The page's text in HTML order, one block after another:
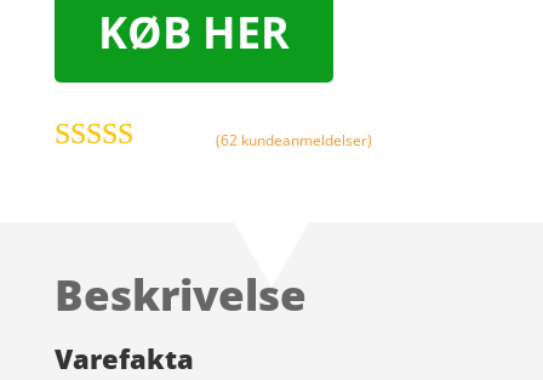
KØB HER
kundebedø
(62 kundeanmeldelser)
Beskrivelse
Varefakta